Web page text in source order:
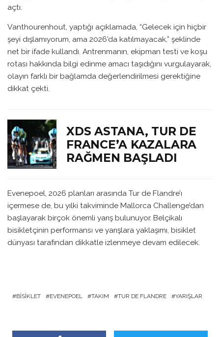
açtı.
Vanthourenhout, yaptığı açıklamada, “Gelecek için hiçbir
şeyi dışlamıyorum, ama 2026’da katılmayacak,” şeklinde
net bir ifade kullandı. Antrenmanın, ekipman testi ve koşu
rotası hakkında bilgi edinme amacı taşıdığını vurgulayarak,
olayın farklı bir bağlamda değerlendirilmesi gerektiğine
dikkat çekti.
XDS ASTANA, TUR DE
FRANCE’A KAZALARA
RAĞMEN BAŞLADI
Evenepoel, 2026 planları arasında Tur de Flandre’ı
içermese de, bu yılki takviminde Mallorca Challenge’dan
başlayarak birçok önemli yarış bulunuyor. Belçikalı
bisikletçinin performansı ve yarışlara yaklaşımı, bisiklet
dünyası tarafından dikkatle izlenmeye devam edilecek.
BISIKLET EVENEPOEL TAKIM TUR DE FLANDRE YARIŞLAR